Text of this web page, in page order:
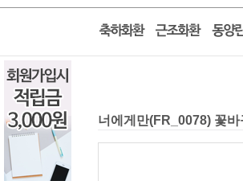
너에게만(FR_0078) 꽃